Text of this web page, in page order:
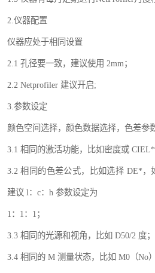
2.仪器配置
仪器应处于相同设置
2.1 孔径要一致，建议使用 2mm；
2.2 Netprofiler 建议开启;
3.参数设定
颜色空间选择，颜色数据选择，色差参
3.1 相同的激活功能，比如密度或
3.2 相同的色差公式，比如选择 DE*，
建议 l：c：h 参数设定为
1：1：1；
3.3 相同的光源和视角，比如 D50/2 度；
3.4 相同的 M 测量状态，比如 M0（No）